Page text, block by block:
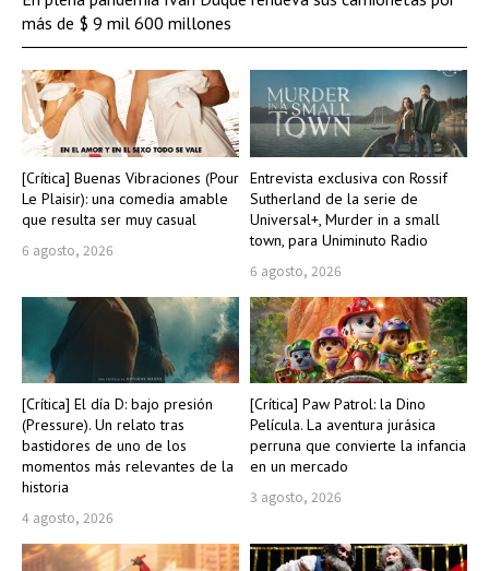
[Crítica] Buenas Vibraciones (Pour
Le Plaisir): una comedia amable
que resulta ser muy casual
6 agosto, 2026
Entrevista exclusiva con Rossif
Sutherland de la serie de
Universal+, Murder in a small
town, para Uniminuto Radio
6 agosto, 2026
[Crítica] El día D: bajo presión
(Pressure). Un relato tras
bastidores de uno de los
momentos más relevantes de la
historia
4 agosto, 2026
[Crítica] Paw Patrol: la Dino
Película. La aventura jurásica
perruna que convierte la infancia
en un mercado
3 agosto, 2026
más de $ 9 mil 600 millones